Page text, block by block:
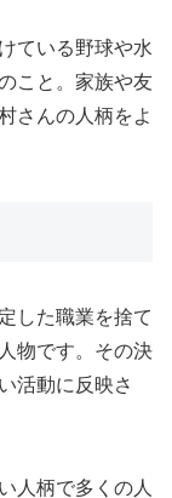
ている野球や水
こと。家族や友
さんの人柄をよ
した職業を捨て
物です。その決
活動に反映さ
人柄で多くの人